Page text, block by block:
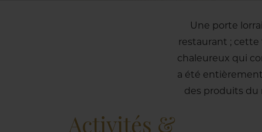
Une porte
restaurant ;
chaleureux qui
a été
des produits du
Activités &